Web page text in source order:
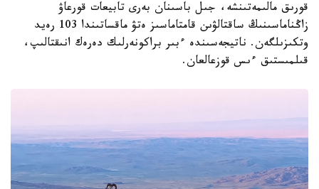
قورىق مالىمەتىنشە، جىل باسىنان بەرى تابيعات قورعاۋ
زاڭناماسىنىڭ ساقتالۋىن قامتاماسىز ەتۋ ماقساتىندا 103 رەيد
وتكىزىلگەن. ناتيجەسىندە ءبىر براكونەرلىك دەرەك انىقتالىپ،
قىلمىستىق ءىس قوزعالعان.